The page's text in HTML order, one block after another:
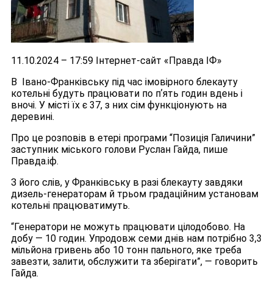
11.10.2024 – 17:59 Інтернет-сайт «Правда ІФ»
В Івано-Франківську під час імовірного блекауту
котельні будуть працювати по пʼять годин вдень і
вночі. У місті їх є 37, з них сім функціонують на
деревині.
Про це розповів в етері програми “Позиція Галичини”
заступник міського голови Руслан Гайда, пише
Правда.іф.
З його слів, у Франківську в разі блекауту завдяки
дизель-генераторам й трьом градаційним установам
котельні працюватимуть.
“Генератори не можуть працювати цілодобово. На
добу — 10 годин. Упродовж семи днів нам потрібно 3,3
мільйона гривень або 10 тонн пального, яке треба
завезти, залити, обслужити та зберігати”, — говорить
Гайда.